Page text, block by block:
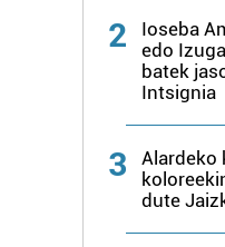
2
Ioseba
edo
batek
Intsignia
3
Alardeko
dute